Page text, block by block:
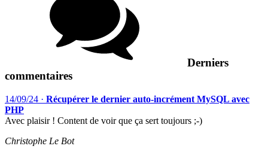
Derniers
commentaires
14/09/24 · Récupérer le dernier auto-incrément MySQL avec
PHP
Avec plaisir ! Content de voir que ça sert toujours ;-)
Christophe Le Bot